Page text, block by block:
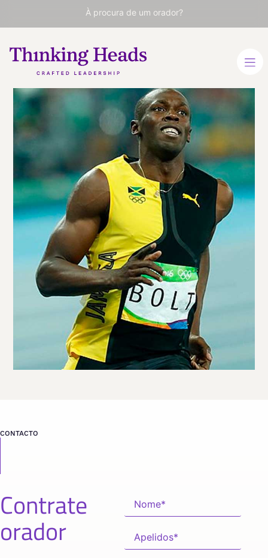
À procura de um orador?
Usain Bolt
Atleta lendário. Corredor
mais rápido da história
INGLÊS
VER PERFIL
desde
KINGSTON
CONTACTO
Contrate
orador